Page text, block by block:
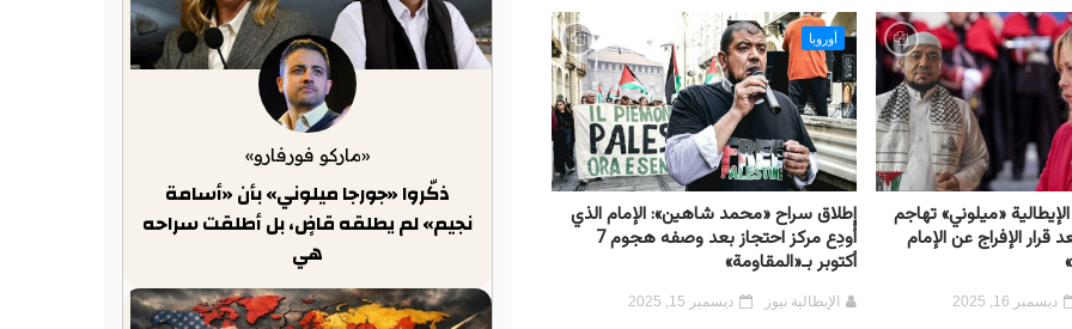
«ميلوني» تهاجم
قرار الإفراج عن الإمام
ديسمبر 16, 2025
أوروبا
إطلاق سراح «محمد شاهين»: الإمام الذي
أُودِع مركز احتجاز بعد وصفه هجوم 7
أكتوبر بـ«المقاومة»
الإيطالية نيوز ديسمبر 15, 2025
«ماركو فورفارو»
ذكّروا «جورجا ميلوني» بأن «أسامة
نجيم» لم يطلقه قاضٍ، بل أطلقت سراحه
هي